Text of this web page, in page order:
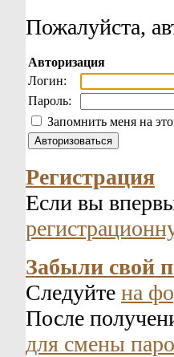
Пожалуйста,
Авторизация
Логин:
Пароль:
Запомнить меня на
Регистрация
Если вы
Забыли свой
Следуйте на
После
для смены